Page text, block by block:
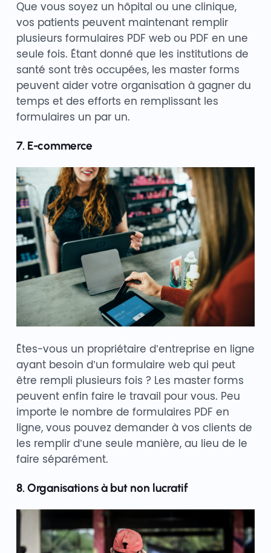
Que vous soyez un hôpital ou une clinique,
vos patients peuvent maintenant remplir
plusieurs formulaires PDF web ou PDF en une
seule fois. Étant donné que les institutions de
santé sont très occupées, les master forms
peuvent aider votre organisation à gagner du
temps et des efforts en remplissant les
formulaires un par un.
7. E-commerce
Êtes-vous un propriétaire d’entreprise en ligne
ayant besoin d’un formulaire web qui peut
être rempli plusieurs fois ? Les master forms
peuvent enfin faire le travail pour vous. Peu
importe le nombre de formulaires PDF en
ligne, vous pouvez demander à vos clients de
les remplir d’une seule manière, au lieu de le
faire séparément.
8. Organisations à but non lucratif